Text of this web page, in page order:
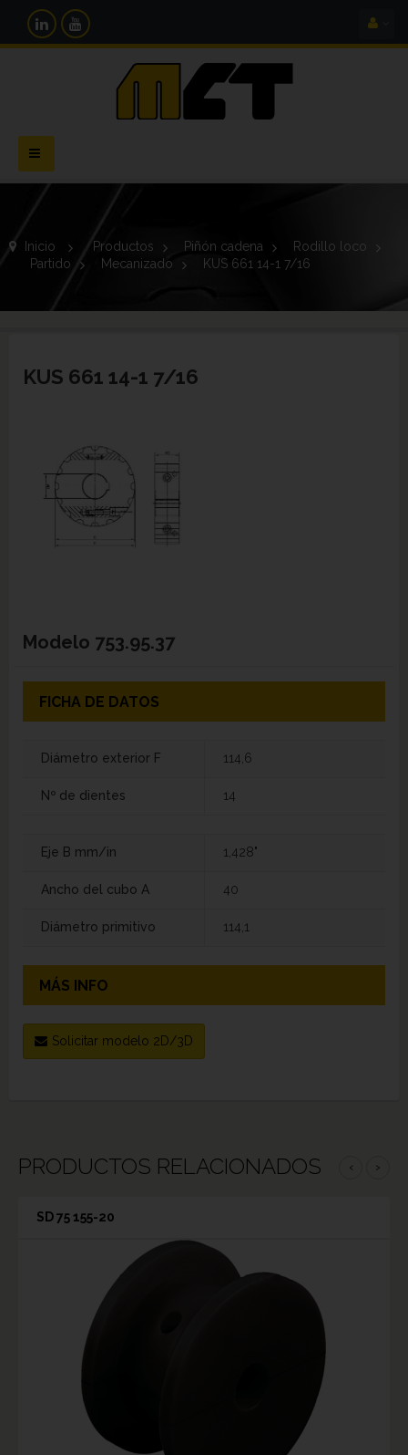
Navegación
Toggle
Inicio > Productos > Piñón cadena >
Rodillo loco
Partido > Mecanizado > KUS 661 14-1 7/16
KUS 661 14-1 7/16
Modelo 753.95.37
FICHA DE DATOS
Diámetro exterior F 114,6
Nº de dientes 14
Eje B mm/in 1,428"
Ancho del cubo A 40
Diámetro primitivo 114,1
MÁS INFO
Solicitar modelo 2D/3D
PRODUCTOS RELACIONADOS ‹ ›
SD 75 155-20